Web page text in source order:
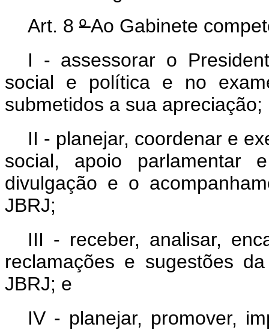
Art. 8ºAo Gabinete
I - assessorar o
social e política e no
submetidos a sua apreciação;
II - planejar, coordenar e
social, apoio parlamentar
divulgação e o
JBRJ;
III - receber, analisar,
reclamações e sugestões
JBRJ; e
IV - planejar, promover,